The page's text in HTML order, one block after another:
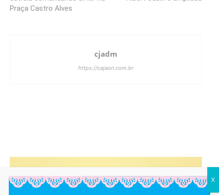
Praça Castro Alves
cjadm
https://cajaon.com.br
X